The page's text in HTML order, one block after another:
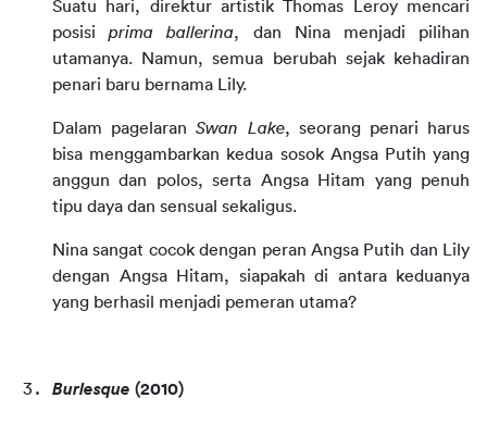
Suatu hari, direktur artistik Thomas Leroy mencari
posisi prima ballerina, dan Nina menjadi pilihan
utamanya. Namun, semua berubah sejak kehadiran
penari baru bernama Lily.
Dalam pagelaran Swan Lake, seorang penari harus
bisa menggambarkan kedua sosok Angsa Putih yang
anggun dan polos, serta Angsa Hitam yang penuh
tipu daya dan sensual sekaligus.
Nina sangat cocok dengan peran Angsa Putih dan Lily
dengan Angsa Hitam, siapakah di antara keduanya
yang berhasil menjadi pemeran utama?
Burlesque (2010)